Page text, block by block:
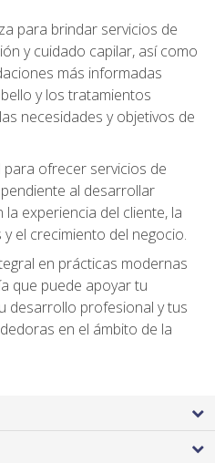
para brindar servicios de
y cuidado capilar, así como
más informadas
y los tratamientos
necesidades y objetivos de
ofrecer servicios de
al desarrollar
experiencia del cliente, la
el crecimiento del negocio.
en prácticas modernas
que puede apoyar tu
desarrollo profesional y tus
en el ámbito de la